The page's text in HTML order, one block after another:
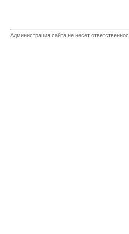
Администрация сайта не несет